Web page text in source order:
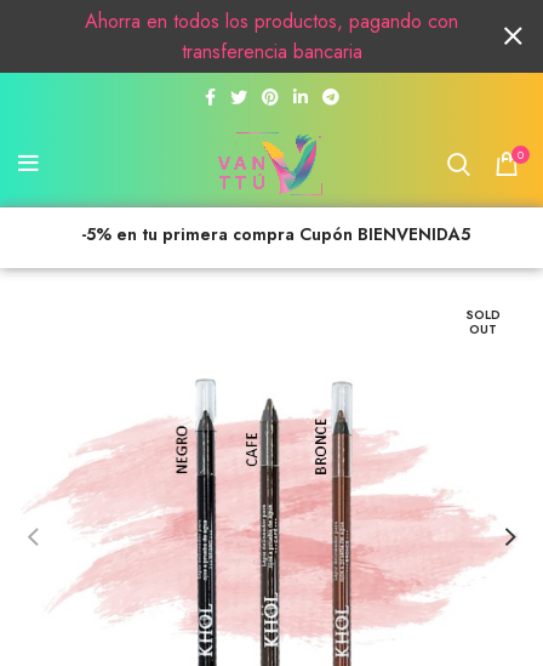
0
-5% en tu primera compra Cupón BIENVENIDA5
SOLD
OUT
Ahorra en todos los productos, pagando con
transferencia bancaria